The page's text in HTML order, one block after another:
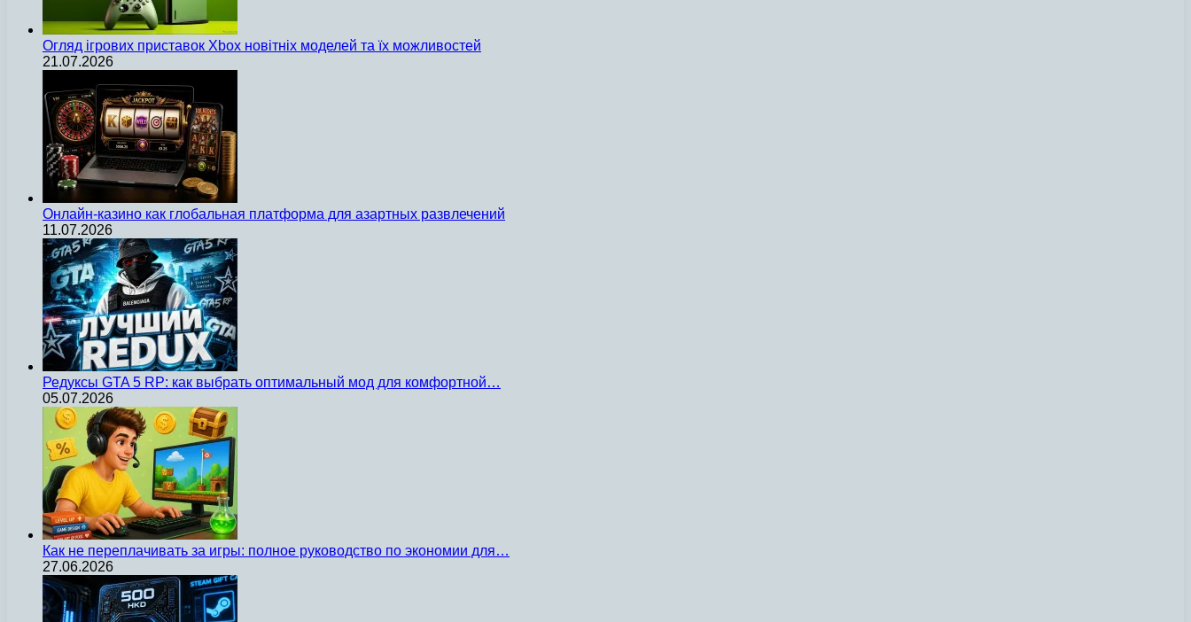
Огляд ігрових приставок Xbox новітніх моделей та їх можливостей
21.07.2026
Онлайн-казино как глобальная платформа для азартных развлечений
11.07.2026
Редуксы GTA 5 RP: как выбрать оптимальный мод для комфортной…
05.07.2026
Как не переплачивать за игры: полное руководство по экономии для…
27.06.2026